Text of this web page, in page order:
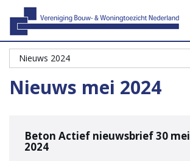
Nieuws mei 2024
Beton Actief nieuwsbrief 30 mei
2024